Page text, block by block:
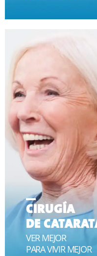
CIRUGÍA
DE
VER MEJOR
PARA VIVIR MEJOR